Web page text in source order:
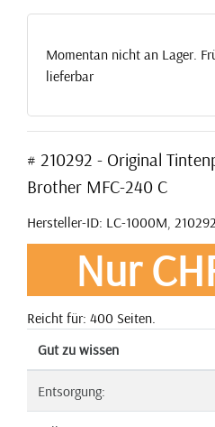
Momentan nicht an Lager.
lieferbar
# 210292 - Original
Brother MFC-240 C
Hersteller-ID: LC-1000M, 210292
Nur
Reicht für: 400 Seiten.
Gut zu wissen
Entsorgung: